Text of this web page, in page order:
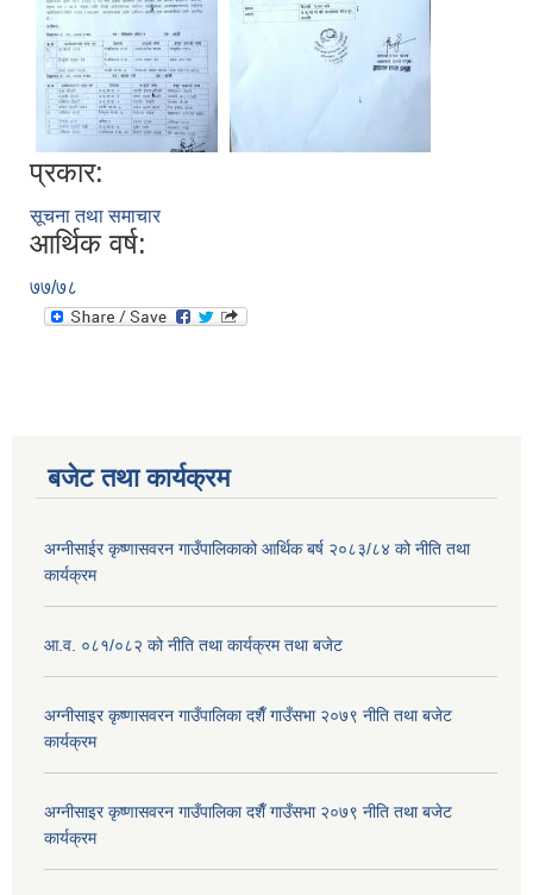
प्रकार:
सूचना तथा समाचार
आर्थिक वर्ष:
७७/७८
बजेट तथा कार्यक्रम
अग्नीसाईर कृष्णासवरन गाउँपालिकाको आर्थिक बर्ष २०८३/८४ को नीति तथा
कार्यक्रम
आ.व. ०८१/०८२ को नीति तथा कार्यक्रम तथा बजेट
अग्नीसाइर कृष्णासवरन गाउँपालिका दशैँ गाउँसभा २०७९ नीति तथा बजेट
कार्यक्रम
अग्नीसाइर कृष्णासवरन गाउँपालिका दशैँ गाउँसभा २०७९ नीति तथा बजेट
कार्यक्रम